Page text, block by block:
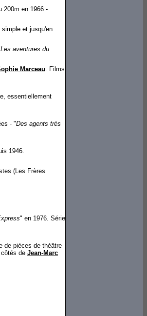
200m en 1966 -
et jusqu'en
Les aventures du
Marceau. Films
essentiellement
- "Des agents très
1946.
(Les Frères
" en 1976. Série
de pièces de théâtre
de Jean-Marc